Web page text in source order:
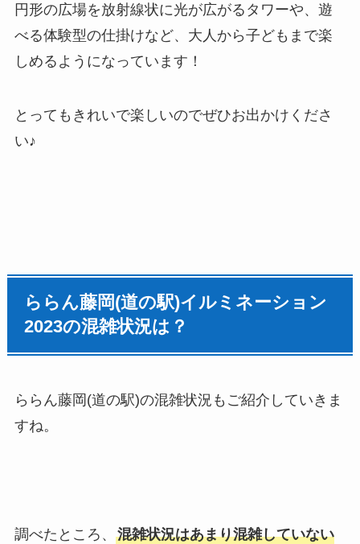
円形の広場を放射線状に光が広がるタワーや、遊
べる体験型の仕掛けなど、大人から子どもまで楽
しめるようになっています！
とってもきれいで楽しいのでぜひお出かけくださ
い♪
ららん藤岡(道の駅)イルミネーション
2023の混雑状況は？
ららん藤岡(道の駅)の混雑状況もご紹介していきま
すね。
調べたところ、 混雑状況はあまり混雑していない